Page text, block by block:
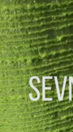
हमारे
बारे
में
कारखाना
भ्रमण
गुणवत्ता